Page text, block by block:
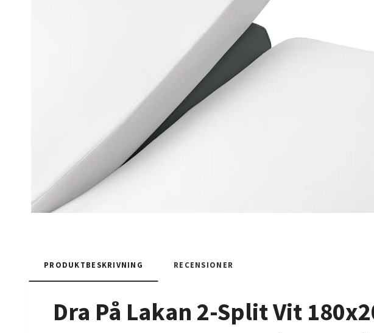
PRODUKTBESKRIVNING RECENSIONER
Dra På Lakan 2-Split Vit